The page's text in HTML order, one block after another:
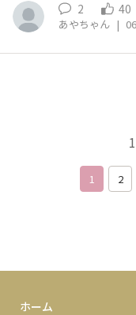
2 40
あやちゃん |
1 2
ホーム